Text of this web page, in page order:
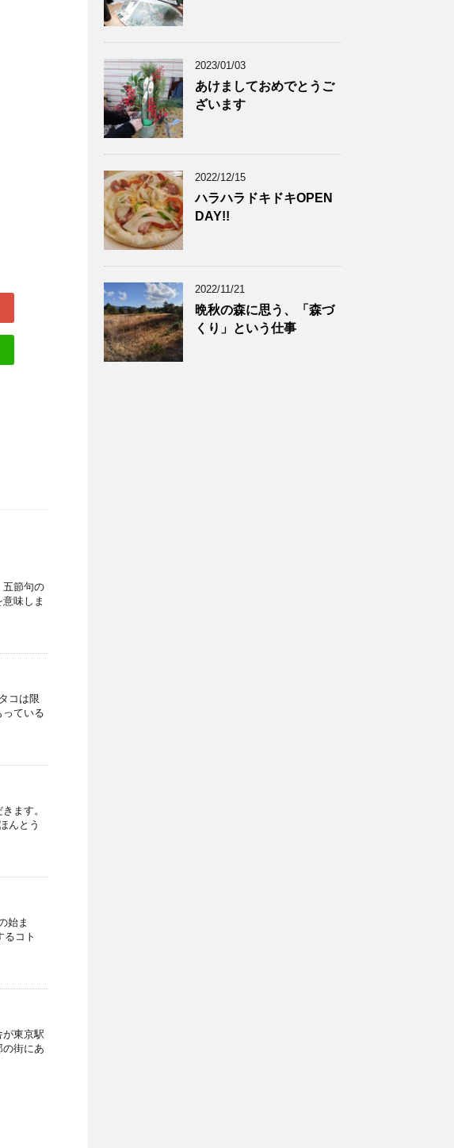
節句の
味しま
コは限
っている
ます。
んとう
始ま
るコト
東京駅
街にあ
2023/01/03
あけましておめでとうご
ざいます
2022/12/15
ハラハラドキドキOPEN
DAY!!
2022/11/21
晩秋の森に思う、「森づ
くり」という仕事